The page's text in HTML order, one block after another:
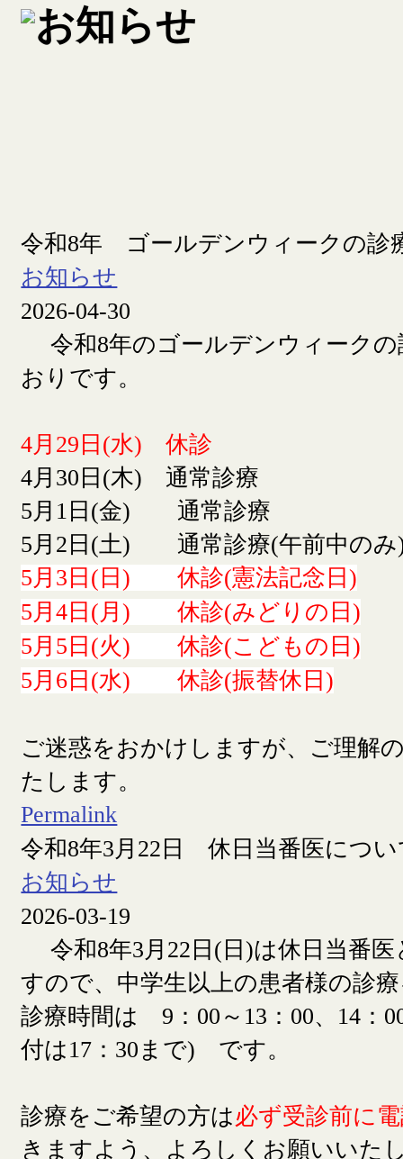
令和8年 ゴールデンウィークの診
お知らせ
2026-04-30
令和8年のゴールデンウィークの
おりです。
4月29日(水) 休診
4月30日(木) 通常診療
5月1日(金) 通常診療
5月2日(土) 通常診療(午前中のみ
5月3日(日) 休診(憲法記念日)
5月4日(月) 休診(みどりの日)
5月5日(火) 休診(こどもの日)
5月6日(水) 休診(振替休日)
ご迷惑をおかけしますが、ご理解
たします。
Permalink
令和8年3月22日 休日当番医につい
お知らせ
2026-03-19
令和8年3月22日(日)は休日当番
すので、中学生以上の患者様の診
診療時間は 9：00～13：00、14：
付は17：30まで) です。
診療をご希望の方は必ず受診前に
きますよう、よろしくお願いいた